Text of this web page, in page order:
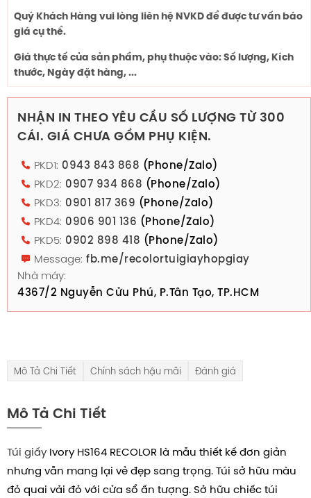
Quý Khách Hàng vui lòng liên hệ NVKD để được tư vấn báo
giá cụ thể.
Giá thực tế của sản phẩm, phụ thuộc vào: Số lượng, Kích
thước, Ngày đặt hàng, ...
NHẬN IN THEO YÊU CẦU SỐ LƯỢNG TỪ 300
CÁI. GIÁ CHƯA GỒM PHỤ KIỆN.
PKD1: 0943 843 868 (Phone/Zalo)
PKD2: 0907 934 868 (Phone/Zalo)
PKD3: 0901 817 369 (Phone/Zalo)
PKD4: 0906 901 136 (Phone/Zalo)
PKD5: 0902 898 418 (Phone/Zalo)
Message: fb.me/recolortuigiayhopgiay
Nhà máy:
4367/2 Nguyễn Cửu Phú, P.Tân Tạo, TP.HCM
Mô Tả Chi Tiết Chính sách hậu mãi Đánh giá
Mô Tả Chi Tiết
Túi giấy Ivory HS164 RECOLOR là mẫu thiết kế đơn giản
nhưng vẫn mang lại vẻ đẹp sang trọng. Túi sở hữu màu
đỏ quai vải đỏ với cửa sổ ấn tượng. Sở hữu chiếc túi